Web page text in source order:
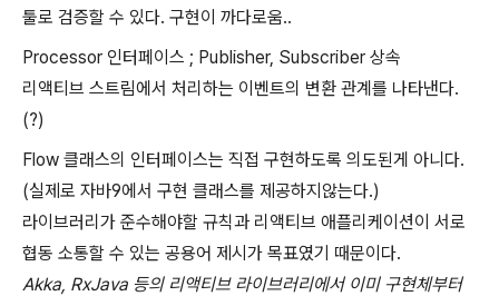
툴로 검증할 수 있다. 구현이 까다로움..
Processor 인터페이스 ; Publisher, Subscriber 상속
리액티브 스트림에서 처리하는 이벤트의 변환 관계를 나타낸다.
(?)
Flow 클래스의 인터페이스는 직접 구현하도록 의도된게 아니다.
(실제로 자바9에서 구현 클래스를 제공하지않는다.)
라이브러리가 준수해야할 규칙과 리액티브 애플리케이션이 서로
협동 소통할 수 있는 공용어 제시가 목표였기 때문이다.
Akka, RxJava 등의 리액티브 라이브러리에서 이미 구현체부터